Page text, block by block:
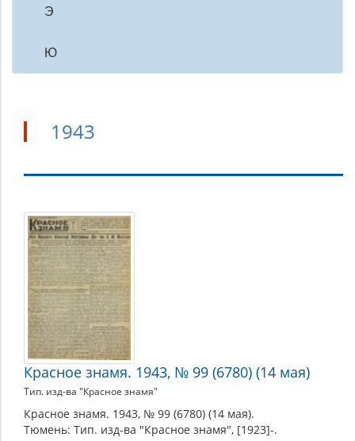
Э
Ю
1943
1943
Красное знамя. 1943, № 99 (6780) (14 мая)
Тип. изд-ва "Красное знамя"
Красное знамя. 1943, № 99 (6780) (14 мая).
Тюмень: Тип. изд-ва "Красное знамя", [1923]-.